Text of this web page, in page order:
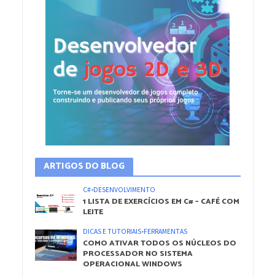
ARTIGOS DO BLOG
C#•DESENVOLVIMENTO
1 LISTA DE EXERCÍCIOS EM C# – CAFÉ COM
LEITE
DICAS E TUTORIAIS•FERRAMENTAS
COMO ATIVAR TODOS OS NÚCLEOS DO
PROCESSADOR NO SISTEMA
OPERACIONAL WINDOWS